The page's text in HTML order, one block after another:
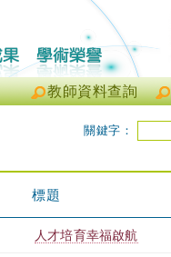
教師資料查詢
關鍵字：
標題
人才培育幸福啟航